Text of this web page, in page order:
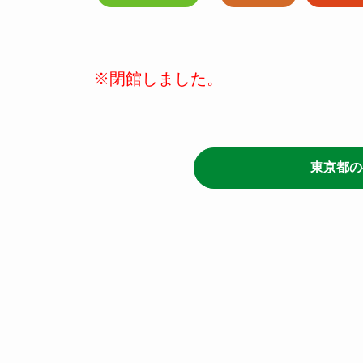
※閉館しました。
東京都